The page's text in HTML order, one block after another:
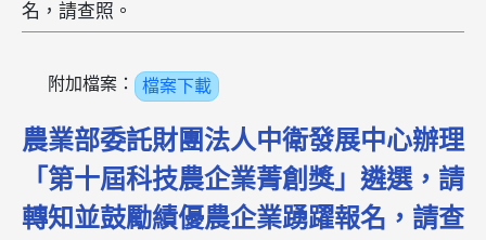
名，請查照。
附加檔案： 檔案下載
農業部委託財團法人中衛發展中心辦理
「第十屆科技農企業菁創獎」遴選，請
轉知並鼓勵績優農企業踴躍報名，請查